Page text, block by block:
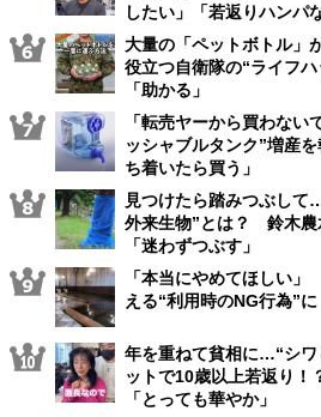
したい」「若返りハンパ
大量の「ペットボトル
役立つ自衛隊の“ライフハ
「助かる」
「転売ヤーから買わない
ッシャブルタンク”増産
ち着いたら買う」
見つけたら踏みつぶして
外来生物”とは？ 鈴木農
「迷わずつぶす」
「本当にやめてほしい
える“利用時のNG行為”
年を重ねて貧相に…“シ
ットで10歳以上若返り！
「とっても華やか」